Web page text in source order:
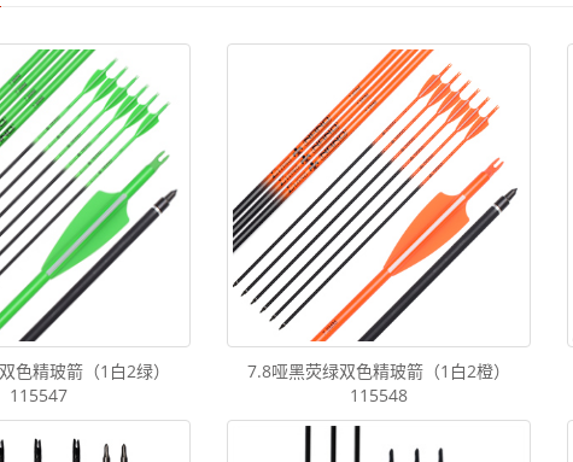
色精玻箭（1白2绿）
115547
7.8哑黑荧绿双色精玻箭（1白2橙）
115548